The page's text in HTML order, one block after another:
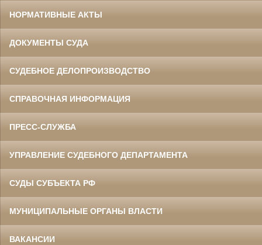
НОРМАТИВНЫЕ АКТЫ
ДОКУМЕНТЫ СУДА
СУДЕБНОЕ ДЕЛОПРОИЗВОДСТВО
СПРАВОЧНАЯ ИНФОРМАЦИЯ
ПРЕСС-СЛУЖБА
УПРАВЛЕНИЕ СУДЕБНОГО ДЕПАРТАМЕНТА
СУДЫ СУБЪЕКТА РФ
МУНИЦИПАЛЬНЫЕ ОРГАНЫ ВЛАСТИ
ВАКАНСИИ